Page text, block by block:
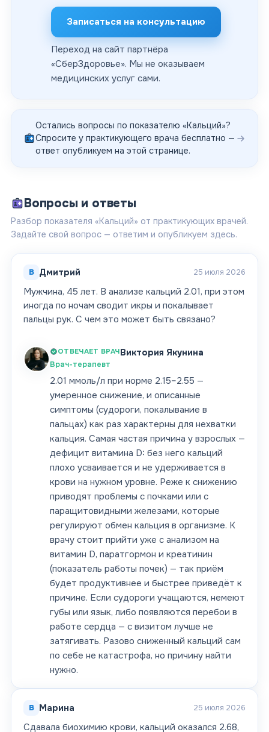
Записаться на консультацию
Переход на сайт партнёра
«СберЗдоровье». Мы не оказываем
медицинских услуг сами.
Остались вопросы по показателю «Кальций»?
Спросите у практикующего врача бесплатно —
ответ опубликуем на этой странице.
Вопросы и ответы
Разбор показателя «Кальций» от практикующих врачей.
Задайте свой вопрос — ответим и опубликуем здесь.
В Дмитрий 25 июля 2026
Мужчина, 45 лет. В анализе кальций 2.01, при этом
иногда по ночам сводит икры и покалывает
пальцы рук. С чем это может быть связано?
ОТВЕЧАЕТ ВРАЧВиктория Якунина
Врач-терапевт
2.01 ммоль/л при норме 2.15–2.55 —
умеренное снижение, и описанные
симптомы (судороги, покалывание в
пальцах) как раз характерны для нехватки
кальция. Самая частая причина у взрослых —
дефицит витамина D: без него кальций
плохо усваивается и не удерживается в
крови на нужном уровне. Реже к снижению
приводят проблемы с почками или с
паращитовидными железами, которые
регулируют обмен кальция в организме. К
врачу стоит прийти уже с анализом на
витамин D, паратгормон и креатинин
(показатель работы почек) — так приём
будет продуктивнее и быстрее приведёт к
причине. Если судороги учащаются, немеют
губы или язык, либо появляются перебои в
работе сердца — с визитом лучше не
затягивать. Разово сниженный кальций сам
по себе не катастрофа, но причину найти
нужно.
В Марина 25 июля 2026
Сдавала биохимию крови, кальций оказался 2.68,